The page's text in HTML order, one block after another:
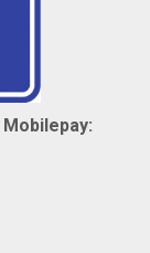
Mobilepay: